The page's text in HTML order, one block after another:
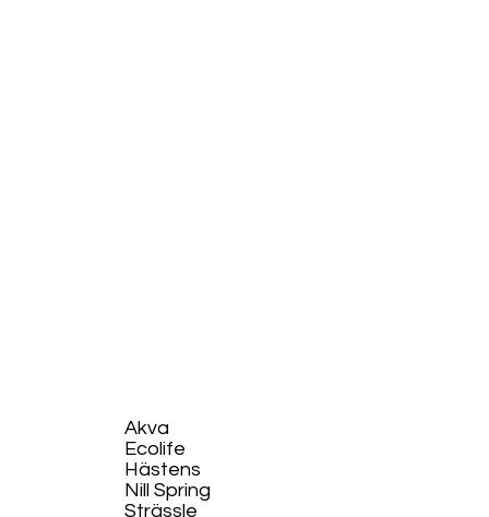
Akva
Ecolife​
Hästens
Nill Spring
Strässle